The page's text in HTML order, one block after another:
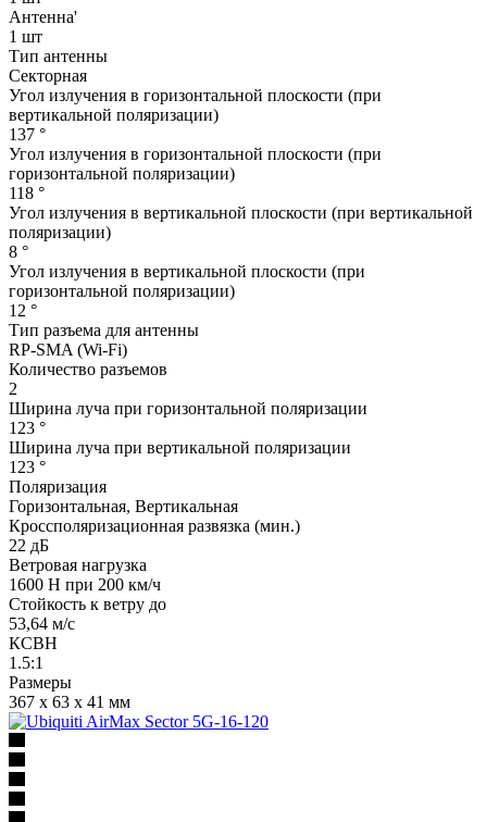
Антенна'
1 шт
Тип антенны
Секторная
Угол излучения в горизонтальной плоскости (при
вертикальной поляризации)
137 °
Угол излучения в горизонтальной плоскости (при
горизонтальной поляризации)
118 °
Угол излучения в вертикальной плоскости (при вертикальной
поляризации)
8 °
Угол излучения в вертикальной плоскости (при
горизонтальной поляризации)
12 °
Тип разъема для антенны
RP-SMA (Wi-Fi)
Количество разъемов
2
Ширина луча при горизонтальной поляризации
123 °
Ширина луча при вертикальной поляризации
123 °
Поляризация
Горизонтальная, Вертикальная
Кроссполяризационная развязка (мин.)
22 дБ
Ветровая нагрузка
1600 Н при 200 км/ч
Стойкость к ветру до
53,64 м/с
КСВН
1.5:1
Размеры
367 x 63 x 41 мм